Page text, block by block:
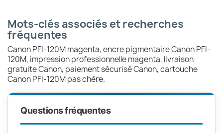
Mots-clés associés et recherches
fréquentes
Canon PFI-120M magenta, encre pigmentaire Canon PFI-
120M, impression professionnelle magenta, livraison
gratuite Canon, paiement sécurisé Canon, cartouche
Canon PFI-120M pas chère.
Questions fréquentes